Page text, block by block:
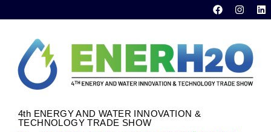
4th ENERGY AND WATER INNOVATION &
TECHNOLOGY TRADE SHOW